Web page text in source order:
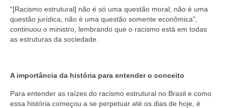
“[Racismo estrutural] não é só uma questão moral, não é uma
questão jurídica, não é uma questão somente econômica”,
continuou o ministro, lembrando que o racismo está em todas
as estruturas da sociedade.
A importância da história para entender o conceito
Para entender as raízes do racismo estrutural no Brasil e como
essa história começou a se perpetuar até os dias de hoje, é